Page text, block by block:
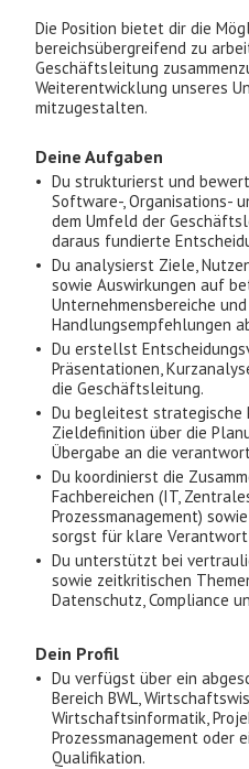
Die Position bietet dir die
bereichsübergreifend zu
Geschäftsleitung
Weiterentwicklung unseres
mitzugestalten.
Deine Aufgaben
Du strukturierst und
Software-, Organisations-
dem Umfeld der
daraus fundierte
Du analysierst Ziele,
sowie Auswirkungen auf
Unternehmensbereiche
Handlungsempfehlungen
Du erstellst
Präsentationen,
die Geschäftsleitung.
Du begleitest strategische
Zieldefinition über die
Übergabe an die
Du koordinierst die
Fachbereichen (IT,
Prozessmanagement)
sorgst für klare
Du unterstützt bei
sowie zeitkritischen
Datenschutz, Compliance
Dein Profil
Du verfügst über ein
Bereich BWL,
Wirtschaftsinformatik,
Prozessmanagement oder
Qualifikation.